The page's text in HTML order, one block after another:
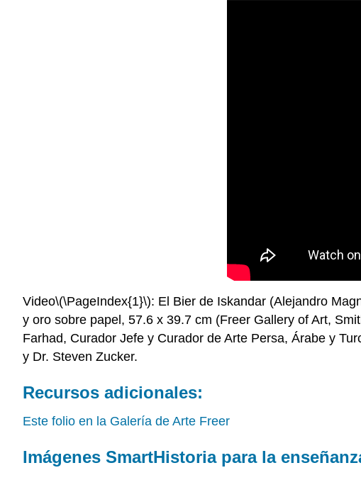
Video\(\PageIndex{1}\): El Bier de Iskandar (Alejandro
y oro sobre papel, 57.6 x 39.7 cm (Freer Gallery of Art,
Farhad, Curador Jefe y Curador de Arte Persa, Árabe y
y Dr. Steven Zucker.
Recursos adicionales:
Este folio en la Galería de Arte Freer
Imágenes SmartHistoria para la